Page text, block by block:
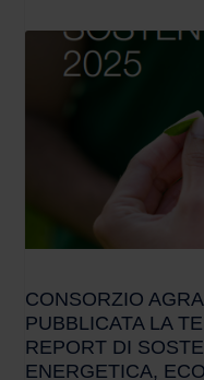
CONSORZIO
PUBBLICATA LA
REPORT DI
ENERGETICA,